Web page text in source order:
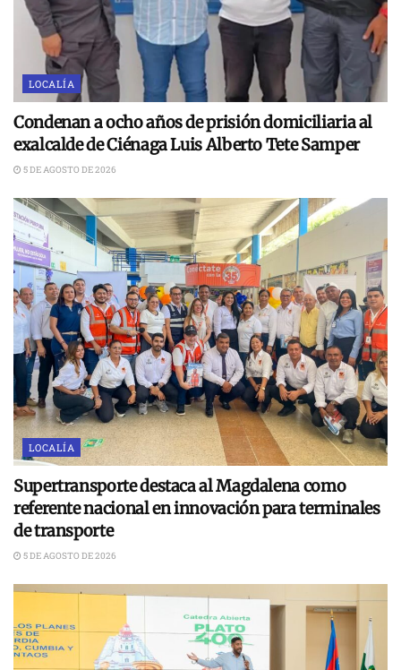
LOCALÍA
Condenan a ocho años de prisión domiciliaria al
exalcalde de Ciénaga Luis Alberto Tete Samper
5 DE AGOSTO DE 2026
LOCALÍA
Supertransporte destaca al Magdalena como
referente nacional en innovación para terminales
de transporte
5 DE AGOSTO DE 2026